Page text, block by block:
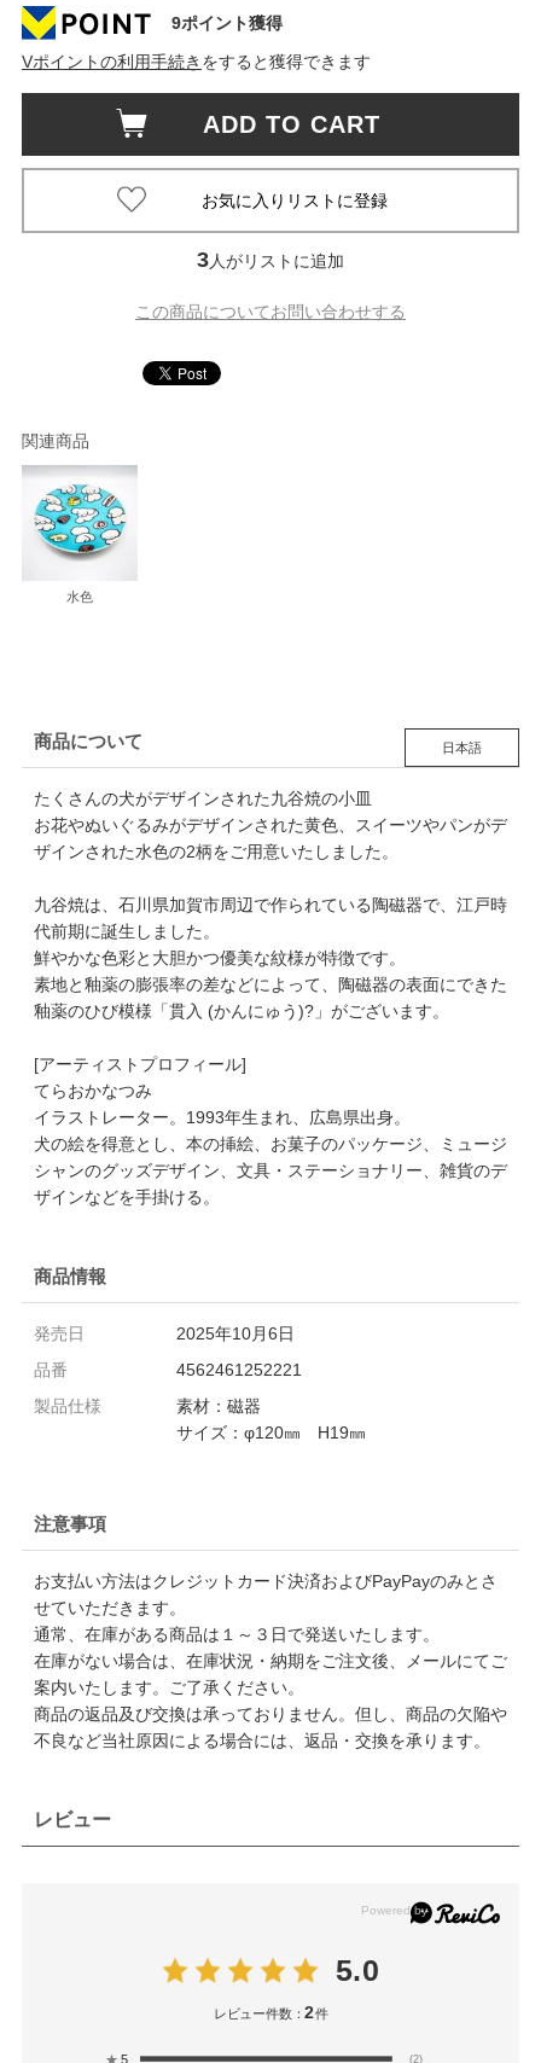
9ポイント獲得
Vポイントの利用手続き をすると獲得できます
ADD TO CART
3人がリストに追加
この商品についてお問い合わせする
関連商品
水色
商品について 日本語
たくさんの犬がデザインされた九谷焼の小皿
お花やぬいぐるみがデザインされた黄色、スイーツやパンがデ
ザインされた水色の2柄をご用意いたしました。
九谷焼は、石川県加賀市周辺で作られている陶磁器で、江戸時
代前期に誕生しました。
鮮やかな色彩と大胆かつ優美な紋様が特徴です。
素地と釉薬の膨張率の差などによって、陶磁器の表面にできた
釉薬のひび模様「貫入 (かんにゅう)?」がございます。
[アーティストプロフィール]
てらおかなつみ
イラストレーター。1993年生まれ、広島県出身。
犬の絵を得意とし、本の挿絵、お菓子のパッケージ、ミュージ
シャンのグッズデザイン、文具・ステーショナリー、雑貨のデ
ザインなどを手掛ける。
商品情報
発売日
2025年10月6日
品番
4562461252221
製品仕様
素材：磁器
サイズ：φ120㎜ H19㎜
注意事項
お支払い方法はクレジットカード決済およびPayPayのみとさ
せていただきます。
通常、在庫がある商品は１～３日で発送いたします。
在庫がない場合は、在庫状況・納期をご注文後、メールにてご
案内いたします。ご了承ください。
商品の返品及び交換は承っておりません。但し、商品の欠陥や
不良など当社原因による場合には、返品・交換を承ります。
レビュー
5.0
レビュー件数：2件
★ 5 (2)